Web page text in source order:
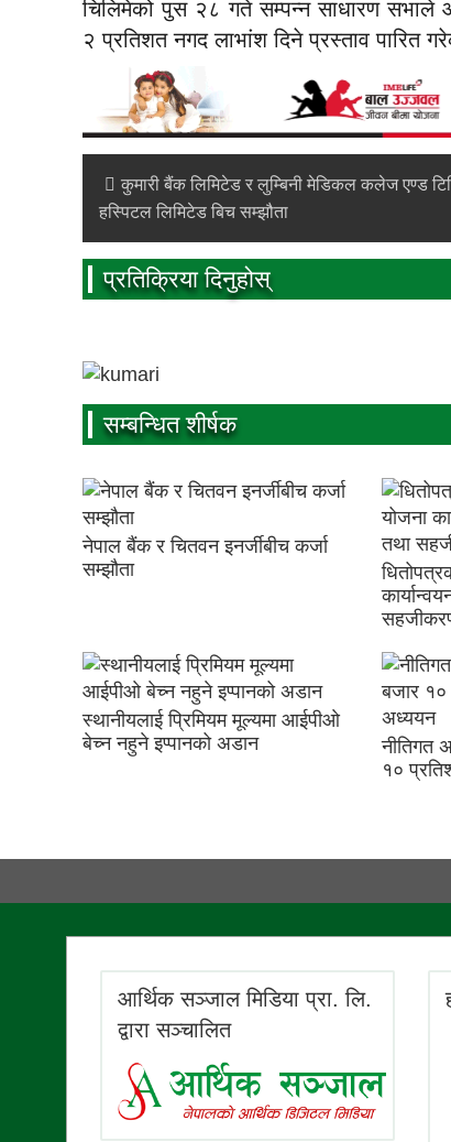
चिलिमेको पुस २८ गते सम्पन्न साधारण सभाले
२ प्रतिशत नगद लाभांश दिने प्रस्ताव पारित
कुमारी बैंक लिमिटेड र लुम्बिनी मेडिकल कलेज एण्ड
हस्पिटल लिमिटेड बिच सम्झौता
प्रतिक्रिया दिनुहोस्
सम्बन्धित शीर्षक
नेपाल बैंक र चितवन इनर्जीबीच कर्जा
सम्झौता
स्थानीयलाई प्रिमियम मूल्यमा आईपीओ
बेच्न नहुने इप्पानको अडान
नीतिगत
१०
आर्थिक सञ्जाल मिडिया प्रा. लि.
द्वारा सञ्चालित